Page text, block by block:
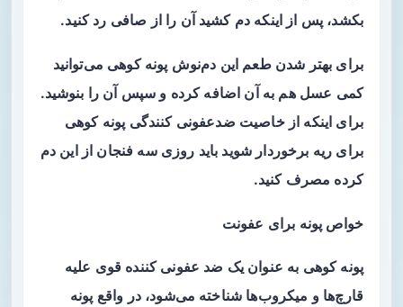
بکشد، پس از اینکه دم کشید آن را از صافی رد کنید.
برای بهتر شدن طعم این دم‌نوش پونه کوهی می‌توانید
کمی عسل هم به آن اضافه کرده و سپس آن را بنوشید.
برای اینکه از خاصیت ضدعفونی کنندگی پونه کوهی
برای ریه برخوردار شوید باید روزی سه فنجان از این دم
کرده مصرف کنید.
خواص پونه برای عفونت
پونه کوهی به عنوان یک ضد عفونی کننده قوی علیه
قارچ‌ها و میکروب‌ها شناخته می‌شود، در واقع پونه